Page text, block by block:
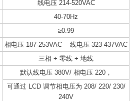
线电压 214-520VAC
40-70Hz
≥0.99
相电压 187-253VAC 线电压 323-437VAC
三相 + 零线 + 地线
默认线电压 380V/ 相电压 220，
可通过 LCD 调节相电压为 208/ 220/ 230/
240V